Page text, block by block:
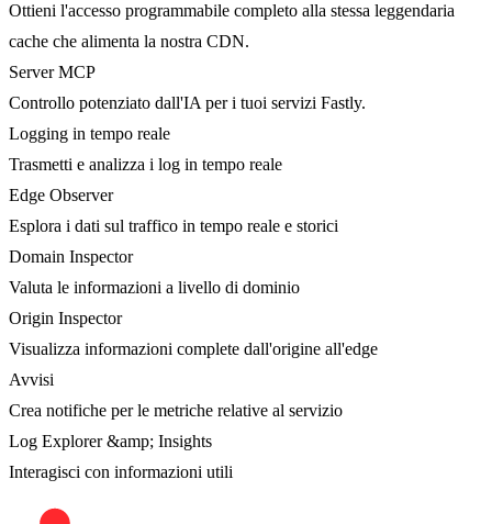
Ottieni l'accesso programmabile completo alla stessa leggendaria
cache che alimenta la nostra CDN.
Server MCP
Controllo potenziato dall'IA per i tuoi servizi Fastly.
Logging in tempo reale
Trasmetti e analizza i log in tempo reale
Edge Observer
Esplora i dati sul traffico in tempo reale e storici
Domain Inspector
Valuta le informazioni a livello di dominio
Origin Inspector
Visualizza informazioni complete dall'origine all'edge
Avvisi
Crea notifiche per le metriche relative al servizio
Log Explorer &amp; Insights
Interagisci con informazioni utili